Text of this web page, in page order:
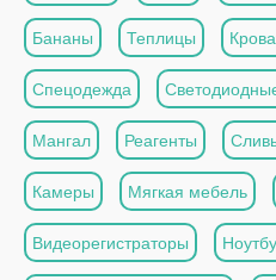
Бананы Теплицы
Спецодежда
Мангал Реагенты
Камеры Мягкая мебель
Видеорегистраторы